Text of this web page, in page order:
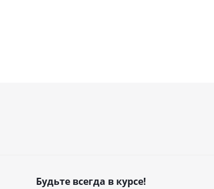
Будьте всегда в курсе!